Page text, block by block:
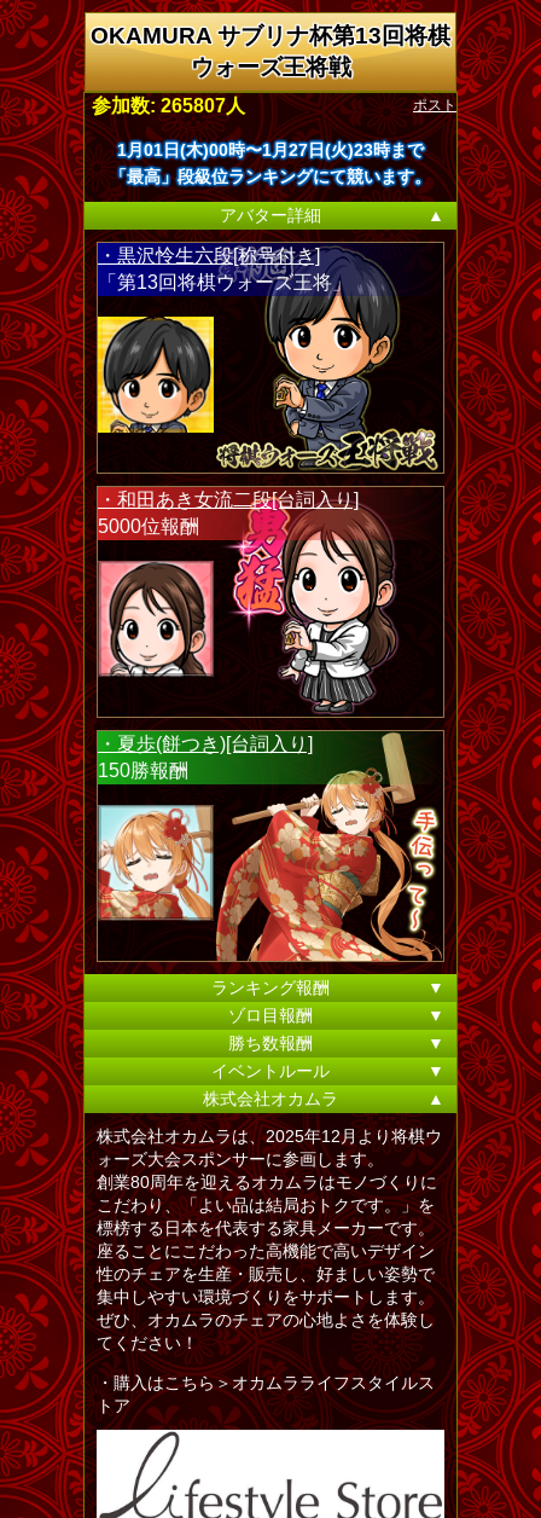
OKAMURA サブリナ杯第13回将棋
ウォーズ王将戦
ポスト
参加数: 265807人
1月01日(木)00時〜1月27日(火)23時まで
「最高」段級位ランキングにて競います。
アバター詳細
▲
・黒沢怜生六段[称号付き]
「第13回将棋ウォーズ王将」
・和田あき女流二段[台詞入り]
5000位報酬
・夏歩(餅つき)[台詞入り]
150勝報酬
ランキング報酬
▼
ゾロ目報酬
▼
勝ち数報酬
▼
イベントルール
▼
株式会社オカムラ
▲
株式会社オカムラは、2025年12月より将棋ウ
ォーズ大会スポンサーに参画します。
創業80周年を迎えるオカムラはモノづくりに
こだわり、「よい品は結局おトクです。」を
標榜する日本を代表する家具メーカーです。
座ることにこだわった高機能で高いデザイン
性のチェアを生産・販売し、好ましい姿勢で
集中しやすい環境づくりをサポートします。
ぜひ、オカムラのチェアの心地よさを体験し
てください！
・購入はこちら＞オカムラライフスタイルス
トア